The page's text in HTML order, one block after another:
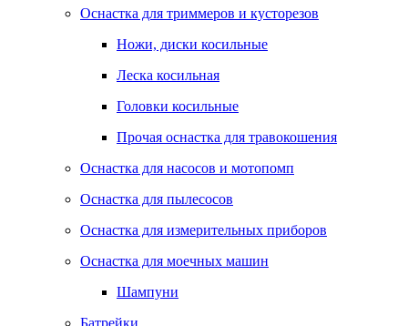
Оснастка для триммеров и кусторезов
Ножи, диски косильные
Леска косильная
Головки косильные
Прочая оснастка для травокошения
Оснастка для насосов и мотопомп
Оснастка для пылесосов
Оснастка для измерительных приборов
Оснастка для моечных машин
Шампуни
Батрейки